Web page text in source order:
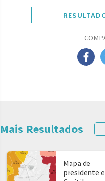
Mais Resultados
Mapa de
presidente